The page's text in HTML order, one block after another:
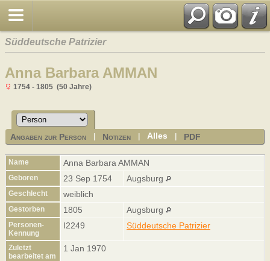
Süddeutsche Patrizier
Anna Barbara AMMAN
1754 - 1805 (50 Jahre)
Angaben zur Person Notizen |Alles PDF
Name Anna Barbara AMMAN
Geboren 23 Sep 1754 Augsburg
Geschlecht weiblich
Gestorben 1805 Augsburg
Personen-
Kennung
I2249 Süddeutsche Patrizier
Zuletzt
bearbeitet am
1 Jan 1970